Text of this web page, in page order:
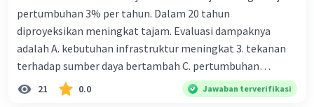
Beri Rating
pertumbuhan 3% per tahun. Dalam 20 tahun
diproyeksikan meningkat tajam. Evaluasi dampaknya
adalah A. kebutuhan infrastruktur meningkat 3. tekanan
terhadap sumber daya bertambah C. pertumbuhan
eksponensial berdampak jangka panjang D. tidak
memengaruhi tata ruang E. proyeksi penduduk penting
21 0.0 Jawaban terverifikasi